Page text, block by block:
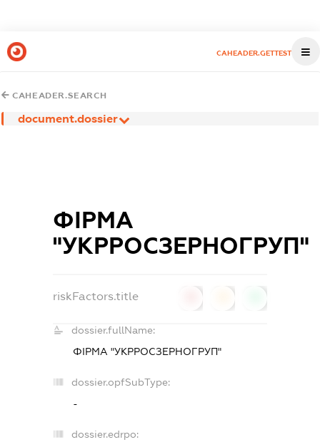
CAHEADER.GETTEST
CAHEADER.SEARCH
document.dossier
ФІРМА
"УКРРОСЗЕРНОГРУП"
riskFactors.title
dossier.fullName:
ФІРМА "УКРРОСЗЕРНОГРУП"
dossier.opfSubType:
-
dossier.edrpo: